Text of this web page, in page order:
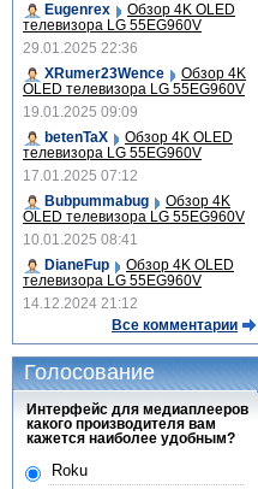
Eugenrex
Обзор 4K OLED
телевизора LG 55EG960V
29.01.2025 22:36
XRumer23Wence
Обзор 4K
OLED телевизора LG 55EG960V
19.01.2025 09:09
betenTaX
Обзор 4K OLED
телевизора LG 55EG960V
17.01.2025 07:12
Bubpummabug
Обзор 4K
OLED телевизора LG 55EG960V
10.01.2025 08:41
DianeFup
Обзор 4K OLED
телевизора LG 55EG960V
14.12.2024 21:12
Все комментарии
Голосование
Интерфейс для медиаплееров
какого производителя вам
кажется наиболее удобным?
Roku